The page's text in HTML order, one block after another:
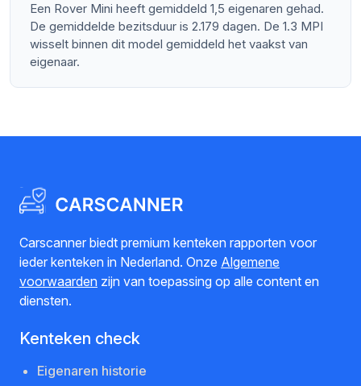
Een Rover Mini heeft gemiddeld 1,5 eigenaren gehad.
De gemiddelde bezitsduur is 2.179 dagen. De 1.3 MPI
wisselt binnen dit model gemiddeld het vaakst van
eigenaar.
Carscanner biedt premium kenteken rapporten voor
ieder kenteken in Nederland. Onze Algemene
voorwaarden zijn van toepassing op alle content en
diensten.
Kenteken check
Eigenaren historie